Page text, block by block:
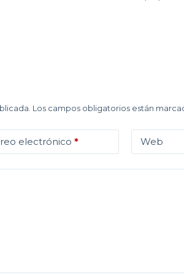
Los campos obligatorios están
electrónico * Web